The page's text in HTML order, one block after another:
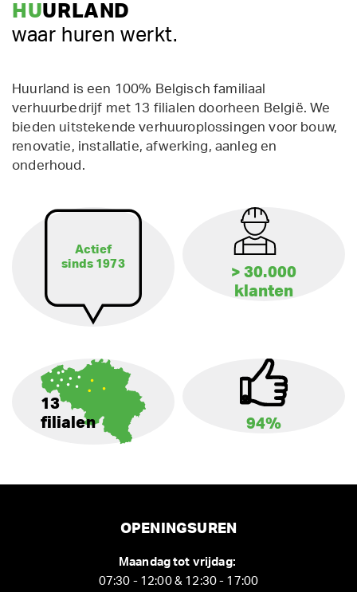
HUURLAND
waar huren werkt.
Huurland is een 100% Belgisch familiaal
verhuurbedrijf met 13 filialen doorheen België. We
bieden uitstekende verhuuroplossingen voor bouw,
renovatie, installatie, afwerking, aanleg en
onderhoud.
Actief
sinds 1973
> 30.000
klanten
13
filialen
94%
OPENINGSUREN
Maandag tot vrijdag:
07:30 - 12:00 & 12:30 - 17:00